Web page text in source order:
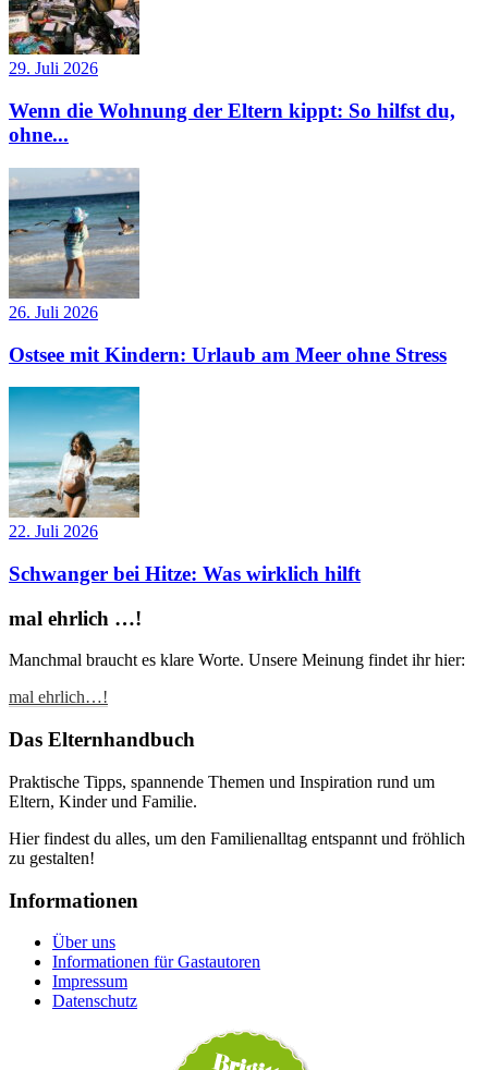
29. Juli 2026
Wenn die Wohnung der Eltern kippt: So hilfst du,
ohne...
26. Juli 2026
Ostsee mit Kindern: Urlaub am Meer ohne Stress
22. Juli 2026
Schwanger bei Hitze: Was wirklich hilft
mal ehrlich …!
Manchmal braucht es klare Worte. Unsere Meinung findet ihr hier:
mal ehrlich…!
Das Elternhandbuch
Praktische Tipps, spannende Themen und Inspiration rund um
Eltern, Kinder und Familie.
Hier findest du alles, um den Familienalltag entspannt und fröhlich
zu gestalten!
Informationen
Über uns
Informationen für Gastautoren
Impressum
Datenschutz